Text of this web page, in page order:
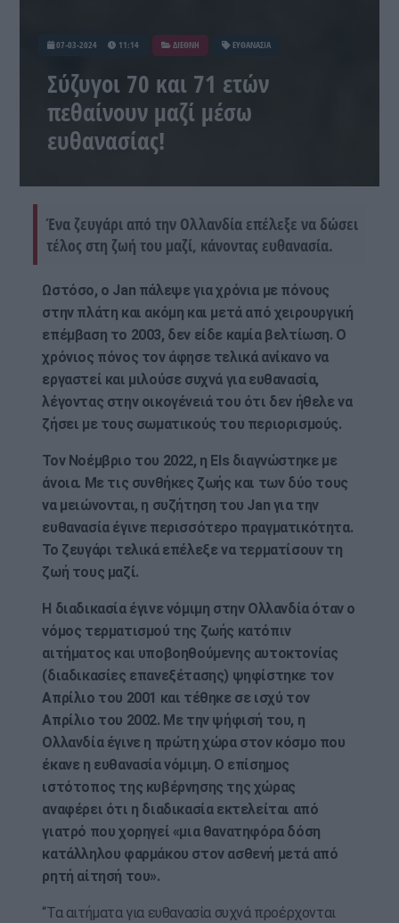
07-03-2024 11:14 ΔΙΕΘΝΗ ΕΥΘΑΝΑΣΙΑ
Σύζυγοι 70 και 71 ετών
πεθαίνουν μαζί μέσω
ευθανασίας!
Ένα ζευγάρι από την Ολλανδία επέλεξε να δώσει
τέλος στη ζωή του μαζί, κάνοντας ευθανασία.
Ωστόσο, ο Jan πάλεψε για χρόνια με πόνους
στην πλάτη και ακόμη και μετά από χειρουργική
επέμβαση το 2003, δεν είδε καμία βελτίωση. Ο
χρόνιος πόνος τον άφησε τελικά ανίκανο να
εργαστεί και μιλούσε συχνά για ευθανασία,
λέγοντας στην οικογένειά του ότι δεν ήθελε να
ζήσει με τους σωματικούς του περιορισμούς.
Τον Νοέμβριο του 2022, η Els διαγνώστηκε με
άνοια. Με τις συνθήκες ζωής και των δύο τους
να μειώνονται, η συζήτηση του Jan για την
ευθανασία έγινε περισσότερο πραγματικότητα.
Το ζευγάρι τελικά επέλεξε να τερματίσουν τη
ζωή τους μαζί.
Η διαδικασία έγινε νόμιμη στην Ολλανδία όταν ο
νόμος τερματισμού της ζωής κατόπιν
αιτήματος και υποβοηθούμενης αυτοκτονίας
(διαδικασίες επανεξέτασης) ψηφίστηκε τον
Απρίλιο του 2001 και τέθηκε σε ισχύ τον
Απρίλιο του 2002. Με την ψήφισή του, η
Ολλανδία έγινε η πρώτη χώρα στον κόσμο που
έκανε η ευθανασία νόμιμη. Ο επίσημος
ιστότοπος της κυβέρνησης της χώρας
αναφέρει ότι η διαδικασία εκτελείται από
γιατρό που χορηγεί «μια θανατηφόρα δόση
κατάλληλου φαρμάκου στον ασθενή μετά από
ρητή αίτησή του».
“Τα αιτήματα για ευθανασία συχνά προέρχονται